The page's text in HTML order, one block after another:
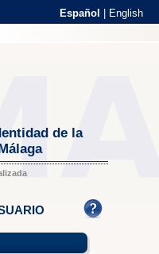
Español English
de la